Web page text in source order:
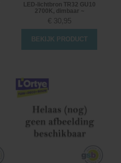
LED-lichtbron TR32 GU10
2700K, dimbaar ~
€ 30,95
BEKIJK PRODUCT